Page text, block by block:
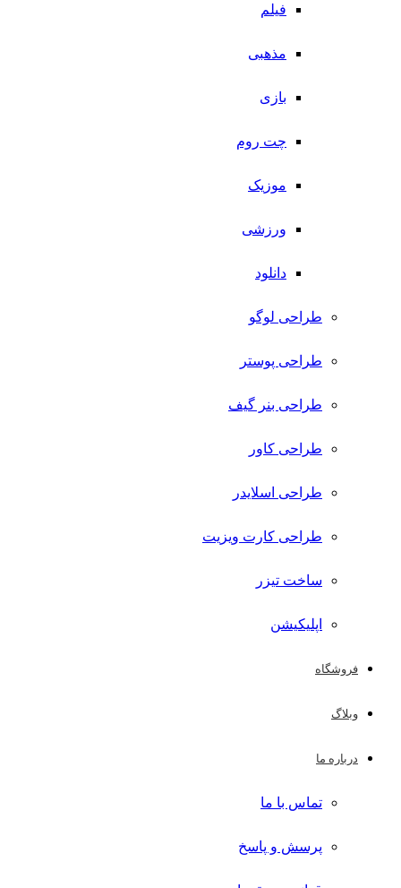
فیلم
مذهبی
بازی
چت روم
موزیک
ورزشی
دانلود
طراحی لوگو
طراحی پوستر
طراحی بنر گیف
طراحی کاور
طراحی اسلایدر
طراحی کارت ویزیت
ساخت تیزر
اپلیکیشن
فروشگاه
وبلاگ
درباره ما
تماس با ما
پرسش و پاسخ